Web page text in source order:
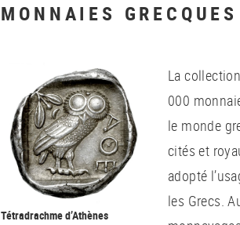
MONNAIES GRECQUES
Tétradrachme d’Athènes
La
000
le monde
cités et
adopté
les Grecs.